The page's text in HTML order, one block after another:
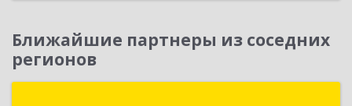
Ближайшие партнеры из соседних
регионов